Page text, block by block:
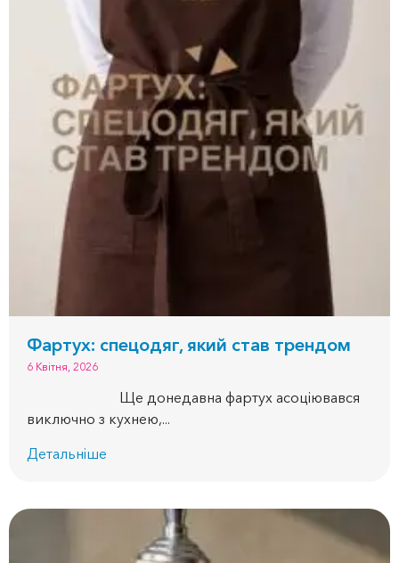
Фартух: спецодяг, який став трендом
6 Квітня, 2026
Ще донедавна фартух асоціювався
виключно з кухнею,...
Детальніше